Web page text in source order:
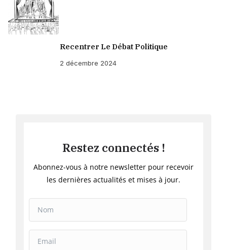
Recentrer Le Débat Politique
2 décembre 2024
Restez connectés !
Abonnez-vous à notre newsletter pour recevoir
les dernières actualités et mises à jour.